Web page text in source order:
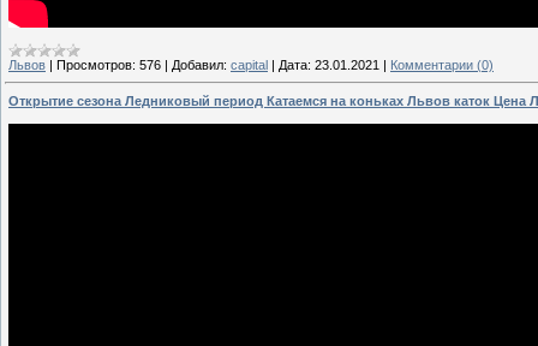
Львов | Просмотров: 576 | Добавил: capital | Дата: 23.01.2021 | Комментарии (0)
Открытие сезона Ледниковый период Катаемся на коньках Львов каток Цена